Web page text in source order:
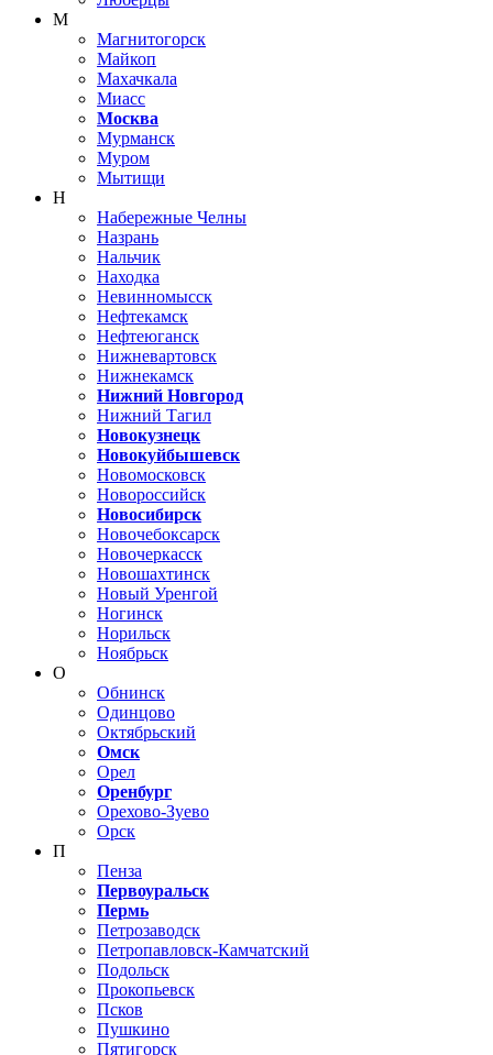
М
Магнитогорск
Майкоп
Махачкала
Миасс
Москва
Мурманск
Муром
Мытищи
Н
Набережные Челны
Назрань
Нальчик
Находка
Невинномысск
Нефтекамск
Нефтеюганск
Нижневартовск
Нижнекамск
Нижний Новгород
Нижний Тагил
Новокузнецк
Новокуйбышевск
Новомосковск
Новороссийск
Новосибирск
Новочебоксарск
Новочеркасск
Новошахтинск
Новый Уренгой
Ногинск
Норильск
Ноябрьск
О
Обнинск
Одинцово
Октябрьский
Омск
Орел
Оренбург
Орехово-Зуево
Орск
П
Пенза
Первоуральск
Пермь
Петрозаводск
Петропавловск-Камчатский
Подольск
Прокопьевск
Псков
Пушкино
Пятигорск